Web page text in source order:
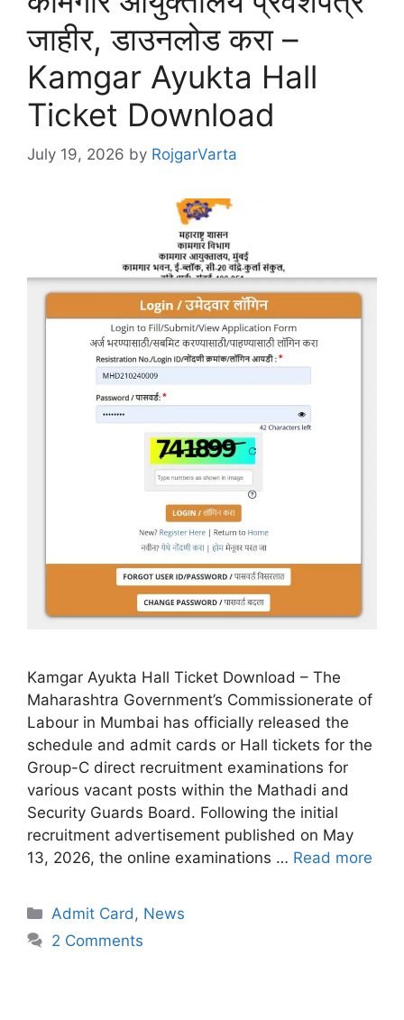
जाहीर, डाउनलोड करा –
Kamgar Ayukta Hall
Ticket Download
July 19, 2026 by RojgarVarta
Kamgar Ayukta Hall Ticket Download – The
Maharashtra Government’s Commissionerate of
Labour in Mumbai has officially released the
schedule and admit cards or Hall tickets for the
Group-C direct recruitment examinations for
various vacant posts within the Mathadi and
Security Guards Board. Following the initial
recruitment advertisement published on May
13, 2026, the online examinations … Read more
Admit Card , News
2 Comments